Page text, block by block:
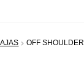
OFF SHOULDER